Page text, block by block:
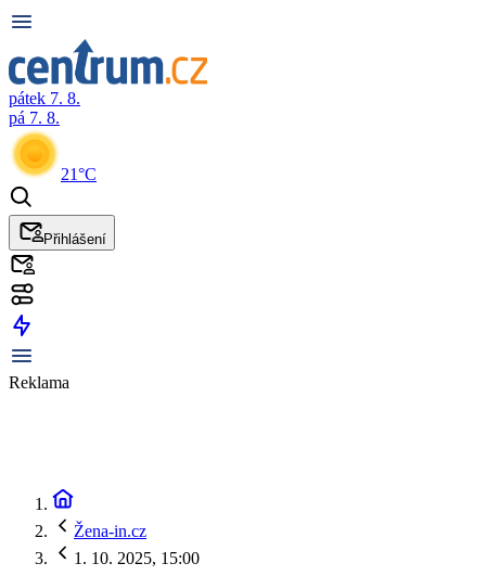
pátek 7. 8.
pá 7. 8.
21°C
Přihlášení
Reklama
Žena-in.cz
1. 10. 2025, 15:00